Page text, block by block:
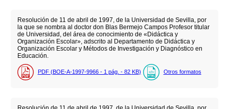
Resolución de 11 de abril de 1997, de la Universidad de Sevilla, por
la que se nombra al doctor don Blas Bermejo Campos Profesor titular
de Universidad, del área de conocimiento de «Didáctica y
Organización Escolar», adscrito al Departamento de Didáctica y
Organización Escolar y Métodos de Investigación y Diagnóstico en
Educación.
PDF (BOE-A-1997-9966 - 1 pág. - 82 KB) Otros formatos